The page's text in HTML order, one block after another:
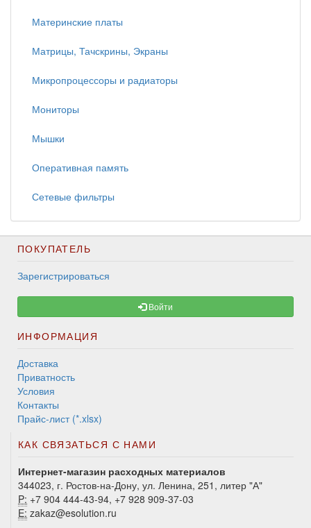
Материнские платы
Матрицы, Тачскрины, Экраны
Микропроцессоры и радиаторы
Мониторы
Мышки
Оперативная память
Сетевые фильтры
ПОКУПАТЕЛЬ
Зарегистрироваться
Войти
ИНФОРМАЦИЯ
Доставка
Приватность
Условия
Контакты
Прайс-лист (*.xlsx)
КАК СВЯЗАТЬСЯ С НАМИ
Интернет-магазин расходных материалов
344023, г. Ростов-на-Дону, ул. Ленина, 251, литер "А"
P: +7 904 444-43-94, +7 928 909-37-03
E: zakaz@esolution.ru